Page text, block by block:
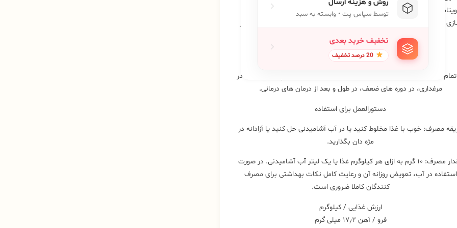
ویتامین ها، اسیدهای آمینه و مواد معدنی دارد. در صورت ضعف، برای آماده
پرورش، در صورت اختلالات باروری، بهبود پر و بال، ترویج آواز و حمایت از
عملکرد صحیح فرآیندهای متابولیک توصیه می شود.
ما به شما توصیه می کنیم
طول سال، در مرحله رشد، برای رشد متعادل جوجه، برای پرندگان جوان در
مرغداری، در دوره های ضعف، در طول و بعد از درمان های درمانی.
دستورالعمل برای استفاده
مصرف: خوب با غذا مخلوط کنید یا در آب آشامیدنی حل کنید یا آزادانه در
مژه دان بگذارید.
مقدار مصرف: ۱۰ گرم به ازای هر کیلوگرم غذا یا یک لیتر آب آشامیدنی. در صورت
استفاده در آب، تعویض روزانه آن و رعایت کامل نکات بهداشتی برای مصرف
کنندگان کاملا ضروری است.
ارزش غذایی / کیلوگرم
فرو / آهن ۱۷٫۲ میلی گرم
روش و هزینه ارسال
توسط سپاس پت • وابسته به سبد
تخفیف خرید بعدی
20 درصد تخفیف